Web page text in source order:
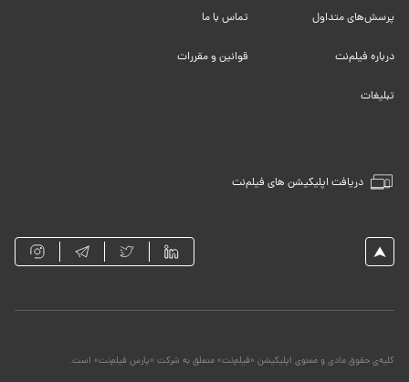
دریافت اپلیکیشن های فیلم‌نت
پرسش‌های متداول تماس با ما
درباره فیلم‌نت قوانین و مقررات
تبلیغات
کلیه‌ی حقوق مادی و معنوی اپلیکیشن «فیلم‌نت» متعلق به شرکت «پارس فیلم‌نت» است.